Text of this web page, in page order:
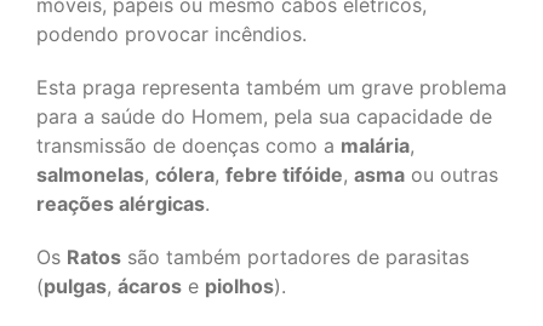
móveis, papéis ou mesmo cabos elétricos,
podendo provocar incêndios.
Esta praga representa também um grave problema
para a saúde do Homem, pela sua capacidade de
transmissão de doenças como a malária,
salmonelas, cólera, febre tifóide, asma ou outras
reações alérgicas.
Os Ratos são também portadores de parasitas
(pulgas, ácaros e piolhos).